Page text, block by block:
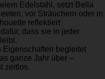
Edelstahl, setzt Bella
vor Sträuchern oder in
reflektiert
dass sie in jeder
Eigenschaften begleitet
ganze Jahr über –
zeitlos.